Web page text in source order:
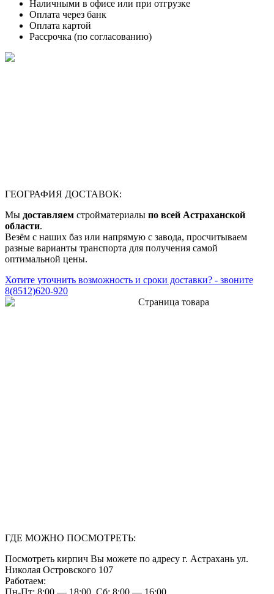
Наличными в офисе или при отгрузке
Оплата через банк
Оплата картой
Рассрочка (по согласованию)
ГЕОГРАФИЯ ДОСТАВОК:
Мы доставляем стройматериалы по всей Астраханской
области.
Везём с наших баз или напрямую с завода, просчитываем
разные варианты транспорта для получения самой
оптимальной цены.
Хотите уточнить возможность и сроки доставки? - звоните
8(8512)620-920
ГДЕ МОЖНО ПОСМОТРЕТЬ:
Посмотреть кирпич Вы можете по адресу г. Астрахань ул.
Николая Островского 107
Работаем:
Пн-Пт: 8:00 — 18:00, Сб: 8:00 — 16:00